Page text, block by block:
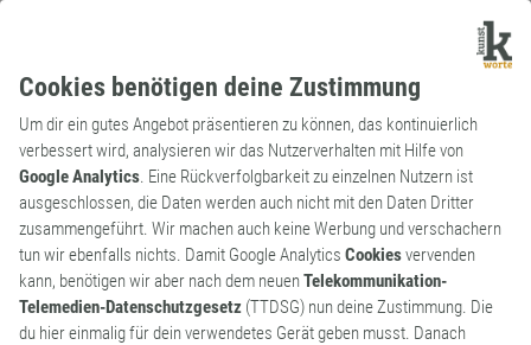
Cookies benötigen deine Zustimmung
Um dir ein gutes Angebot präsentieren zu können, das kontinuierlich
verbessert wird, analysieren wir das Nutzerverhalten mit Hilfe von
Google Analytics. Eine Rückverfolgbarkeit zu einzelnen Nutzern ist
ausgeschlossen, die Daten werden auch nicht mit den Daten Dritter
zusammengeführt. Wir machen auch keine Werbung und verschachern
tun wir ebenfalls nichts. Damit Google Analytics Cookiesvervenden
kann, benötigen wir aber nach dem neuenTelekommunikation-
Telemedien-Datenschutzgesetz (TTDSG) nun deine Zustimmung. Die
du hier einmalig für dein verwendetes Gerät geben musst. Danach
Kunstwort
Substantiv
Nuttizen
Aufzeichnungen einer Hure
4
0